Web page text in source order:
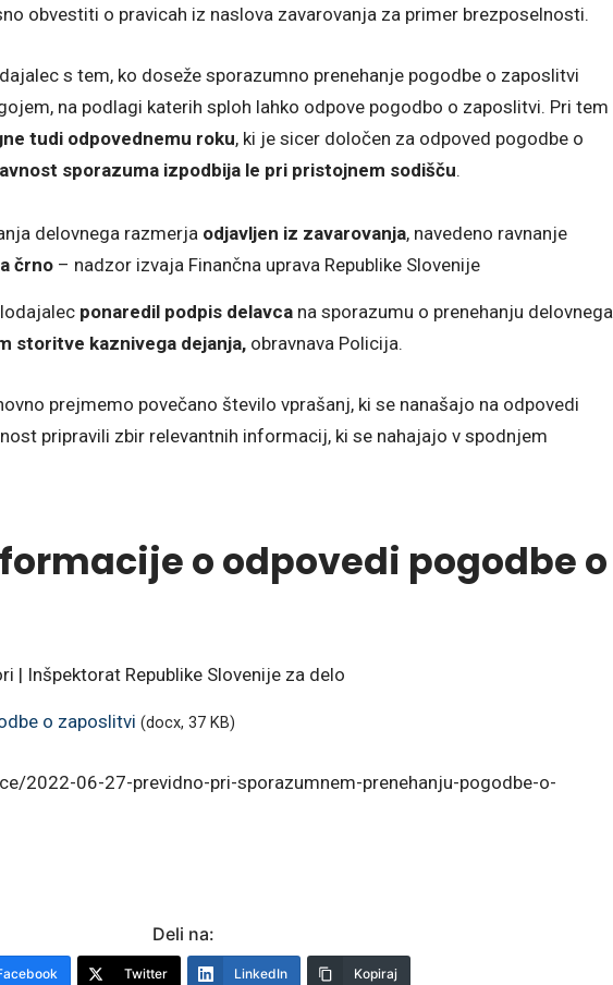
obvestiti o pravicah iz naslova zavarovanja za primer brezposelnosti.
s tem, ko doseže sporazumno prenehanje pogodbe o zaposlitvi
na podlagi katerih sploh lahko odpove pogodbo o zaposlitvi. Pri tem
tudi odpovednemu roku, ki je sicer določen za odpoved pogodbe o
sporazuma izpodbija le pri pristojnem sodišču.
delovnega razmerja odjavljen iz zavarovanja, navedeno ravnanje
črno– nadzor izvaja Finančna uprava Republike Slovenije
ponaredil podpis delavca na sporazumu o prenehanju delovnega
storitve kaznivega dejanja, obravnava Policija.
prejmemo povečano število vprašanj, ki se nanašajo na odpovedi
pripravili zbir relevantnih informacij, ki se nahajajo v spodnjem
o odpovedi pogodbe o
| Inšpektorat Republike Slovenije za delo
o zaposlitvi (docx, 37 KB)
2022-06-27-previdno-pri-sporazumnem-prenehanju-pogodbe-o-
Deli na:
Twitter LinkedIn Kopiraj